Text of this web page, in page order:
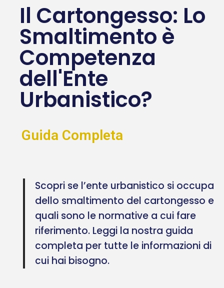
Il Cartongesso: Lo
Smaltimento è
Competenza
dell'Ente
Urbanistico?
Guida Completa
Scopri se l’ente urbanistico si occupa
dello smaltimento del cartongesso e
quali sono le normative a cui fare
riferimento. Leggi la nostra guida
completa per tutte le informazioni di
cui hai bisogno.